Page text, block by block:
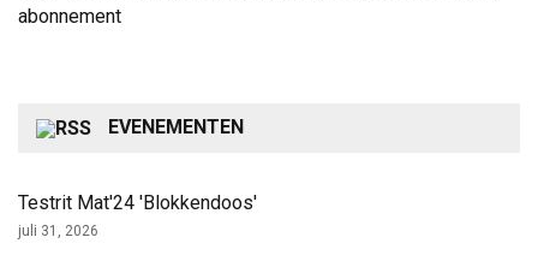
abonnement
EVENEMENTEN
Testrit Mat'24 'Blokkendoos'
juli 31, 2026